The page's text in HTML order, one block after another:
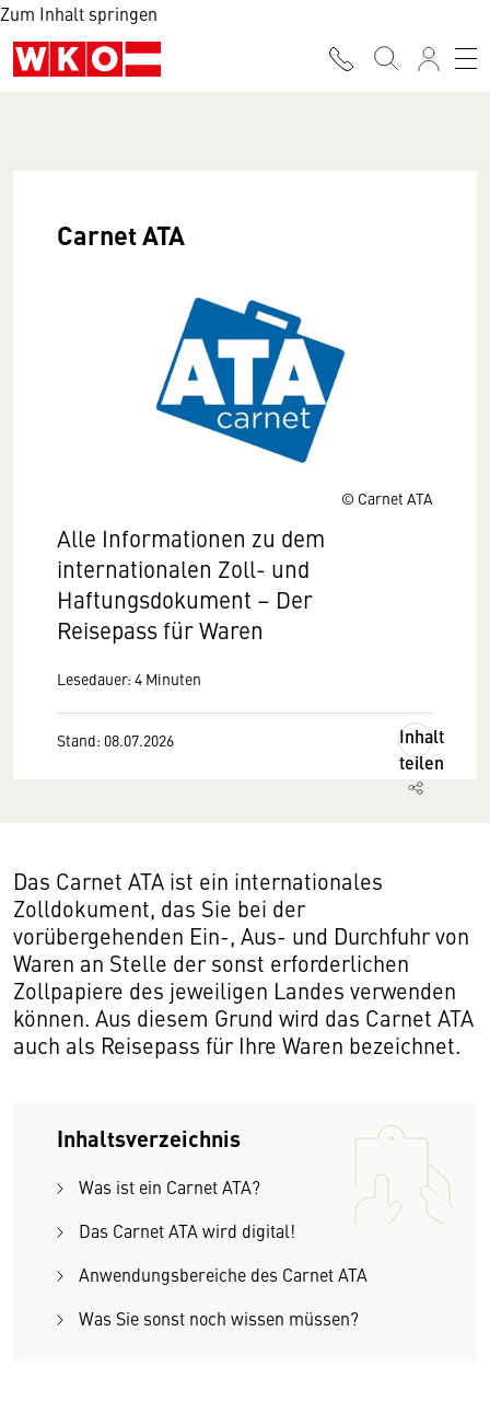
Zum Inhalt springen
© Carnet ATA
Carnet ATA
Alle Informationen zu dem
internationalen Zoll- und
Haftungsdokument – Der
Reisepass für Waren
Lesedauer: 4 Minuten
Stand: 08.07.2026
Inhalt
teilen
Das Carnet ATA ist ein internationales
Zolldokument, das Sie bei der
vorübergehenden Ein-, Aus- und Durchfuhr von
Waren an Stelle der sonst erforderlichen
Zollpapiere des jeweiligen Landes verwenden
können. Aus diesem Grund wird das Carnet ATA
auch als Reisepass für Ihre Waren bezeichnet.
Inhaltsverzeichnis
Was ist ein Carnet ATA?
Das Carnet ATA wird digital!
Anwendungsbereiche des Carnet ATA
Was Sie sonst noch wissen müssen?